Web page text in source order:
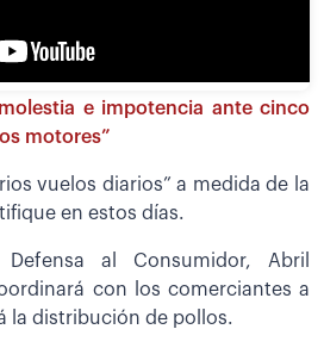
e impotencia ante cinco
motores”
vuelos diarios” a medida de la
en estos días.
al Consumidor, Abril
con los comerciantes a
la distribución de pollos.